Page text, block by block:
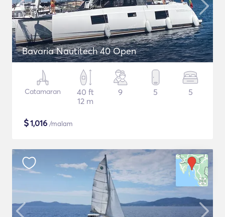
Bavaria Nautitech 40 Open
Catamaran
40 ft
12 m
9 5 5
$1,016 /malam